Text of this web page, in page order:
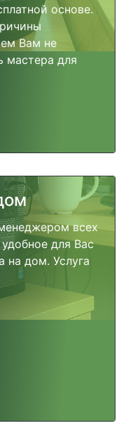
основе.
Вам не
мастера для
всех
для Вас
на дом. Услуга